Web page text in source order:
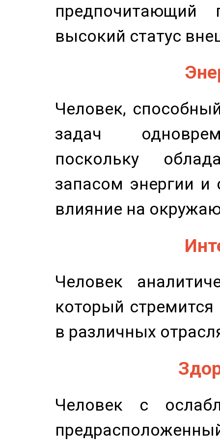
предпочитающий
высокий статус
Человек,
задач
поскольку
запасом энергии и
влияние на
Человек
который
в различных
Человек с